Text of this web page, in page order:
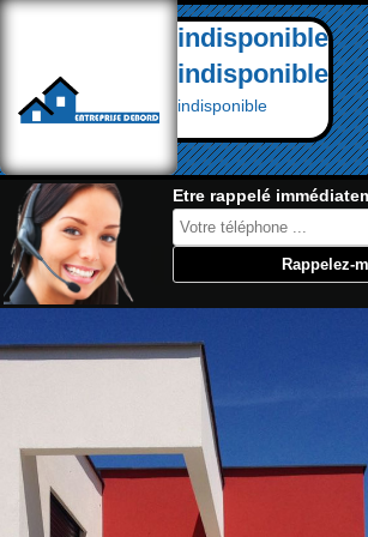
indisponible
indisponible
indisponible
Etre rappelé